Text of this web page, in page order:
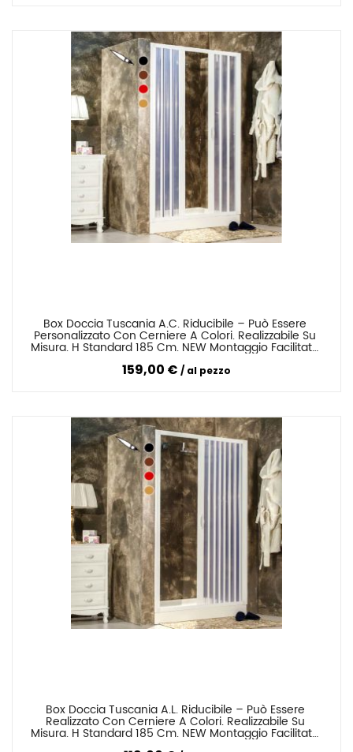
Box Doccia Tuscania A.C. Riducibile – Può Essere
Personalizzato Con Cerniere A Colori. Realizzabile Su
Misura. H Standard 185 Cm. NEW Montaggio Facilitato
159,00 € al pezzo
Confronta
Box Doccia Tuscania A.L. Riducibile – Può Essere
Realizzato Con Cerniere A Colori. Realizzabile Su
Misura. H Standard 185 Cm. NEW Montaggio Facilitato
Confronta